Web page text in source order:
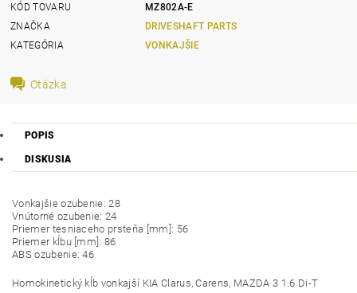
KÓD TOVARU
MZ802A-E
ZNAČKA
DRIVESHAFT PARTS
KATEGÓRIA
VONKAJŠIE
Otázka
POPIS
DISKUSIA
Vonkajšie ozubenie: 28
Vnútorné ozubenie: 24
Priemer tesniaceho prsteňa [mm]: 56
Priemer kĺbu [mm]: 86
ABS ozubenie: 46
Homokinetický kĺb vonkajší KIA Clarus, Carens, MAZDA 3 1.6 Di-T